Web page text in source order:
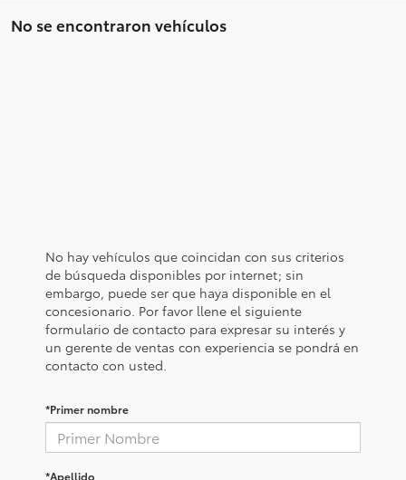
No se encontraron vehículos
No hay vehículos que coincidan con sus criterios
de búsqueda disponibles por internet; sin
embargo, puede ser que haya disponible en el
concesionario. Por favor llene el siguiente
formulario de contacto para expresar su interés y
un gerente de ventas con experiencia se pondrá en
contacto con usted.
*Primer nombre
*Apellido